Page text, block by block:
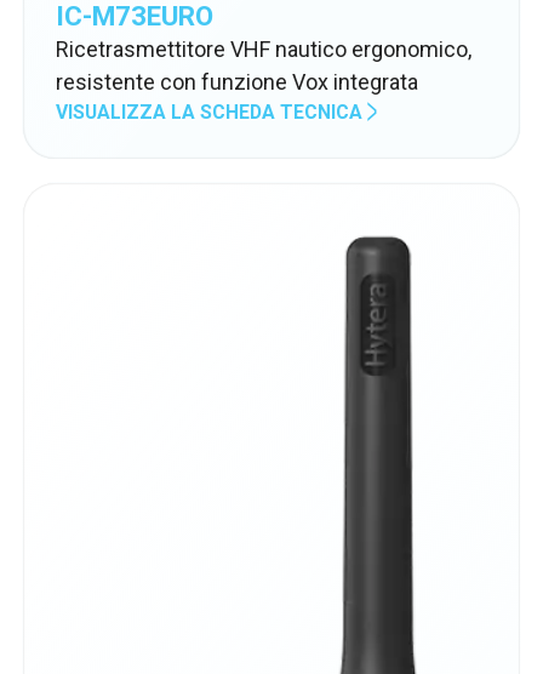
IC-M73EURO
Ricetrasmettitore VHF nautico ergonomico,
resistente con funzione Vox integrata
VISUALIZZA LA SCHEDA TECNICA